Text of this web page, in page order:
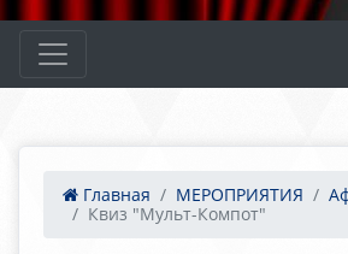
Главная МЕРОПРИЯТИЯ
Квиз "Мульт-Компот"